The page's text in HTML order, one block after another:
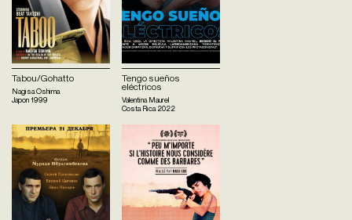
Tabou/Gohatto
Nagisa Oshima
Japon1999
Tengo sueños
eléctricos
Valentina Maurel
Costa Rica 2022